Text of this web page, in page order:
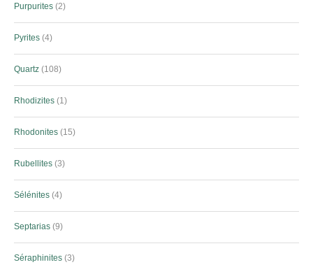
Purpurites 2
Pyrites 4
Quartz 108
Rhodizites 1
Rhodonites 15
Rubellites 3
Sélénites 4
Septarias 9
Séraphinites 3